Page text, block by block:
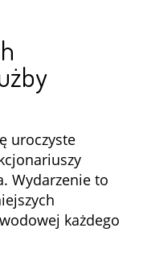
uroczyste
Wydarzenie to
każdego